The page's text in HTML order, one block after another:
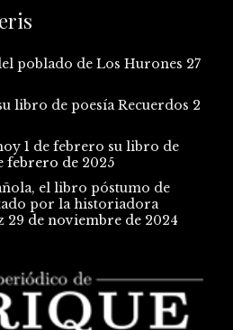
poblado de Los Hurones 27
libro de poesía Recuerdos 2
1 de febrero su libro de
febrero de 2025
el libro póstumo de
por la historiadora
29 de noviembre de 2024